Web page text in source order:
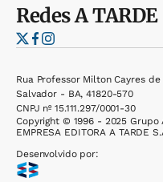
RedesA TARDE
Rua Professor Milton Cayres
Salvador - BA, 41820-570
CNPJ nº 15.111.297/0001-30
Copyright © 1996 - 2025 Grupo
EMPRESA EDITORA A TARDE
Desenvolvido por: